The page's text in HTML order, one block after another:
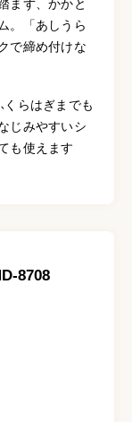
まず、かかと
。「あしうら
で締め付けな
らはぎまでも
じみやすいシ
も使えます
8708